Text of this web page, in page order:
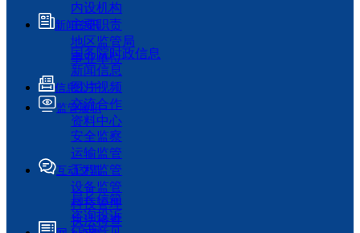
内设机构
主要职责
地区监管局
事业单位
新闻资讯
国务院时政信息
新闻信息
图片视频
交流合作
资料中心
信息公开
监管履职
安全监察
运输监管
工程监管
设备监管
科技管理
执法检查
互动交流
局长信箱
咨询投诉